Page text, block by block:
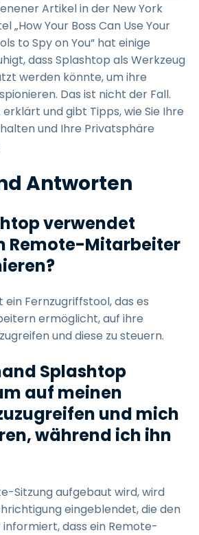
Artikel in der New York
„How Your Boss Can Use Your
to Spy on You“ hat einige
dass Splashtop als Werkzeug
werden könnte, um ihre
Das ist nicht der Fall.
und gibt Tipps, wie Sie Ihre
und Ihre Privatsphäre
Antworten
verwendet
Remote-Mitarbeiter
ein Fernzugriffstool, das es
ermöglicht, auf ihre
und diese zu steuern.
Splashtop
auf meinen
und mich
während ich ihn
Sitzung aufgebaut wird, wird
eingeblendet, die den
dass ein Remote-